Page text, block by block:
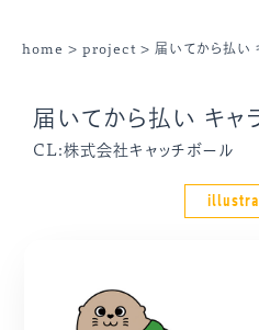
home > project > 届いてから払い
届いてから払い キャ
CL:株式会社キャッチボール